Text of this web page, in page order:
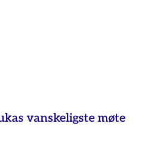
vanskeligste møte